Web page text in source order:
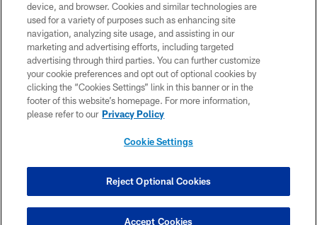
© 2026 Forty Niners Football Company LLC
TERMS AND CONDITIONS
PRIVACY POLICY
ACCESSIBILITY
CONTACT US
COOKIE SETTINGS
device, and browser. Cookies and similar technologies are
used for a variety of purposes such as enhancing site
navigation, analyzing site usage, and assisting in our
marketing and advertising efforts, including targeted
advertising through third parties. You can further customize
your cookie preferences and opt out of optional cookies by
clicking the “Cookies Settings” link in this banner or in the
footer of this website’s homepage. For more information,
please refer to our Privacy Policy
Cookie Settings
Reject Optional Cookies
Accept Cookies